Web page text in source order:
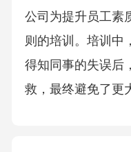
公司为提升员工素
则的培训。培训中
得知同事的失误后
救，最终避免了更